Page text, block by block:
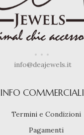
info@deajewels.it
INFO COMMERCIALI
Termini e Condizioni
Pagamenti